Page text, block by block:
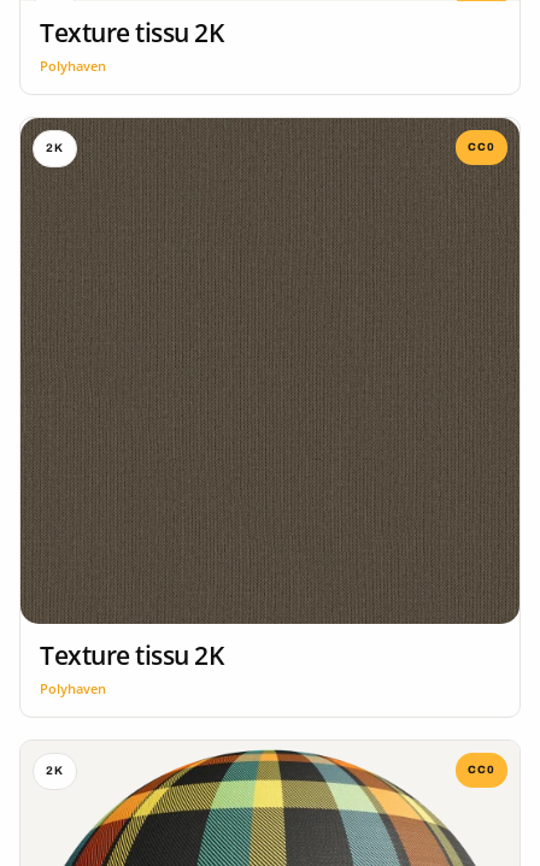
Texture tissu 2K
Polyhaven
2K CC0
Texture tissu 2K
Polyhaven
2K CC0